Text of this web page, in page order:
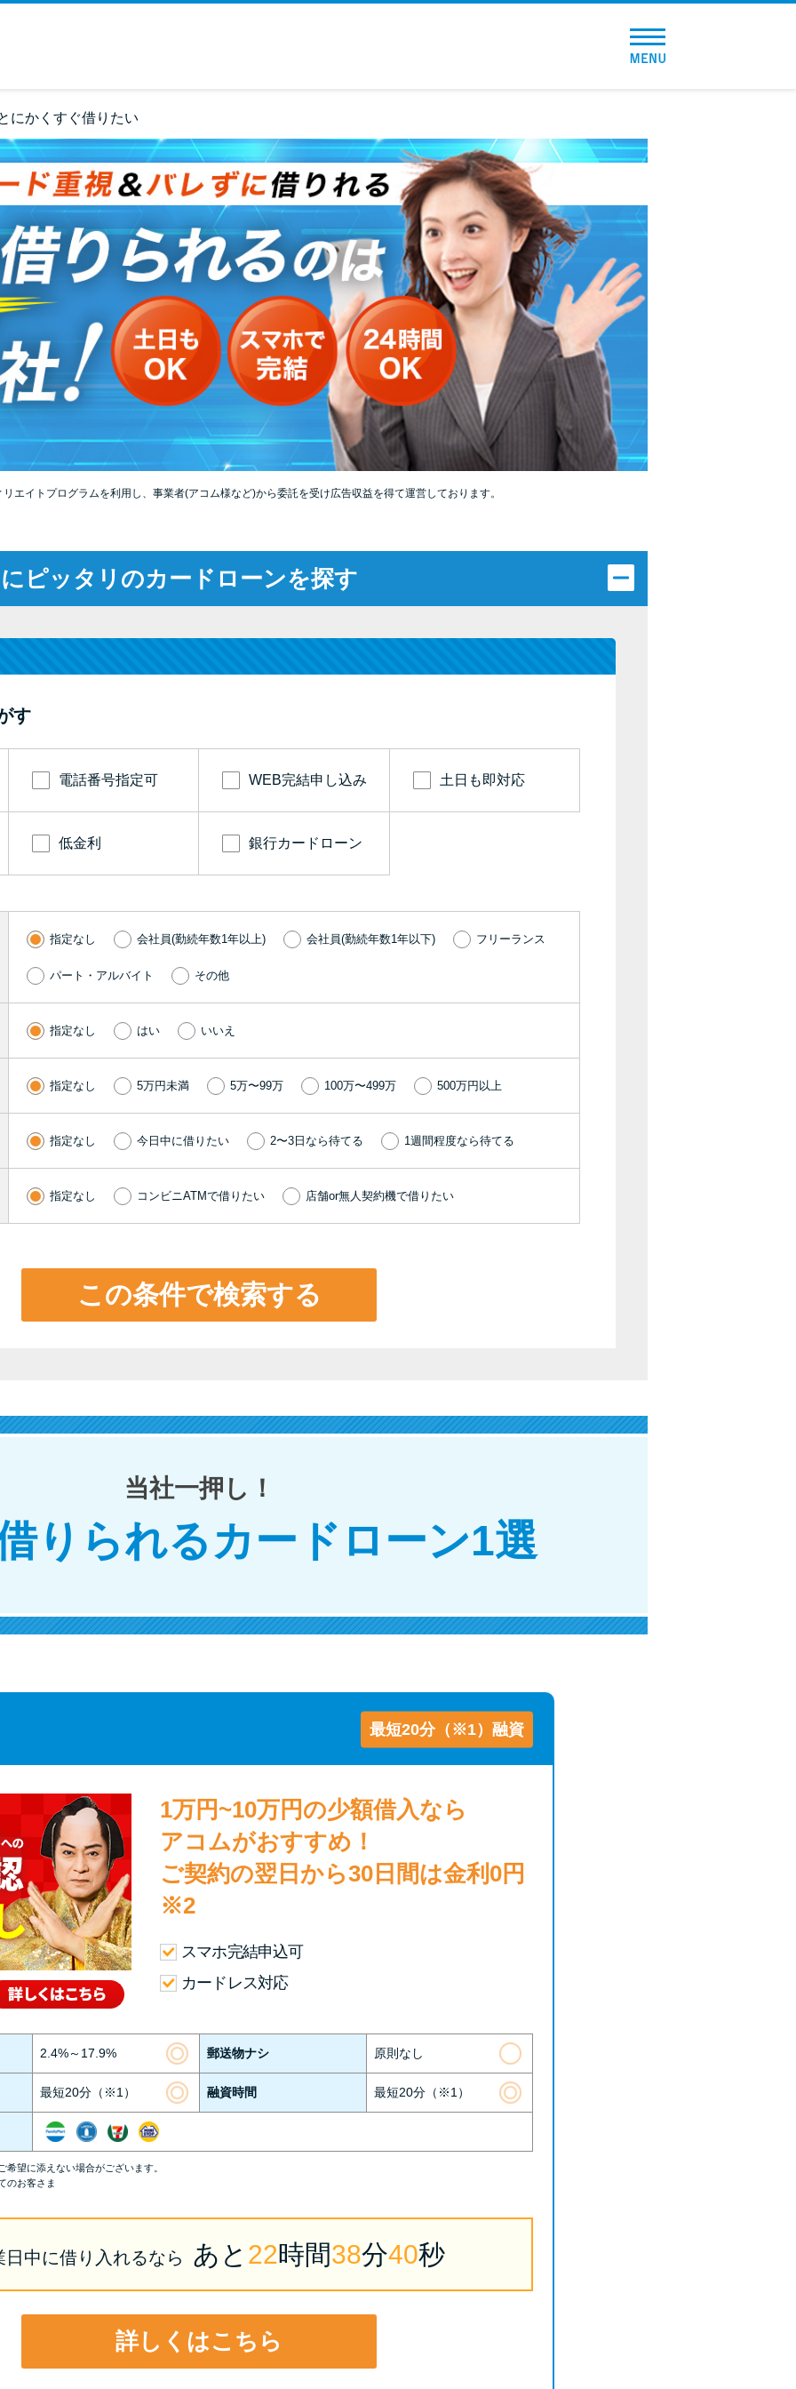
総合人気ランキング
とにかくすぐ借りたい方向け
バレずに借りたい方向け
審査が不安な方向け
便利なコンテンツ
カードローン診断
カードローンQ&A
特集ページ
カードローンの見直しで40万円得した話
最速！最短40分で借りられるカードローン
特集ページ一覧
無利息期間を利用して利息0円でお金を借りる3
つのポイント
その他コラム
と危険な理由と対処法3つ
街金とは？絶対審査通る？借金に悩む人へ街金
をおすすめしない理由
未成年でもお金を借りられる？学生がお金を借
りる方法がある？
ブラックでもお金を借りるには？3つの判断基
準と工面法
プロミスの返済方法を徹底解説！ もっとも便
利でお得な返済方法はどれ？
イックの口コミを分析
みずほ銀行カードローンの問い合わせ先とシー
ン別の問い合わせ方法
にかくすぐ借りたい
エイトプログラムを利用し、事業者(アコム様など)から委託を受け広告収益を得て運営しております。
ピッタリのカードローンを探す
す
電話番号指定可 WEB完結申し込み 土日も即対応
低金利 銀行カードローン
指定なし 会社員(勤続年数1年以上) 会社員(勤続年数1年以下) フリーランス
パート・アルバイト その他
指定なし はい いいえ
指定なし 5万円未満 5万〜99万 100万〜499万 500万円以上
指定なし 今日中に借りたい 2〜3日なら待てる 1週間程度なら待てる
指定なし コンビニATMで借りたい 店舗or無人契約機で借りたい
この条件で検索する
当社一押し！
りられるカードローン1選
最短20分（※1）融資
1万円~10万円の少額借入なら
アコムがおすすめ！
ご契約の翌日から30日間は金利0円
※2
スマホ完結申込可
カードレス対応
2.4%～17.9% 郵送物ナシ 原則なし
最短20分（※1） 融資時間 最短20分（※1）
望に添えない場合がございます。
のお客さま
日中に借り入れるなら あと 22時間38分39秒
詳しくはこちら